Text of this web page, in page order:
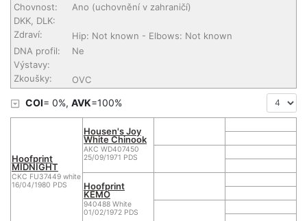
Chovnost:
Ano (uchovnění v zahraničí)
DKK, DLK:
Zdraví:
Hip: Not known - Elbows: Not known
DNA profil:
Ne
Výstavy:
Zkoušky:
OVC
COI= 0%, AVK=100%
Hoofprint
MIDNIGHT
CKC FU37449 white
16/04/1980 PDS
Housen's Joy
White Chinook
AKC WD407450
25/09/1971 PDS
Hoofprint
KEMO
940488 White
01/02/1972 PDS